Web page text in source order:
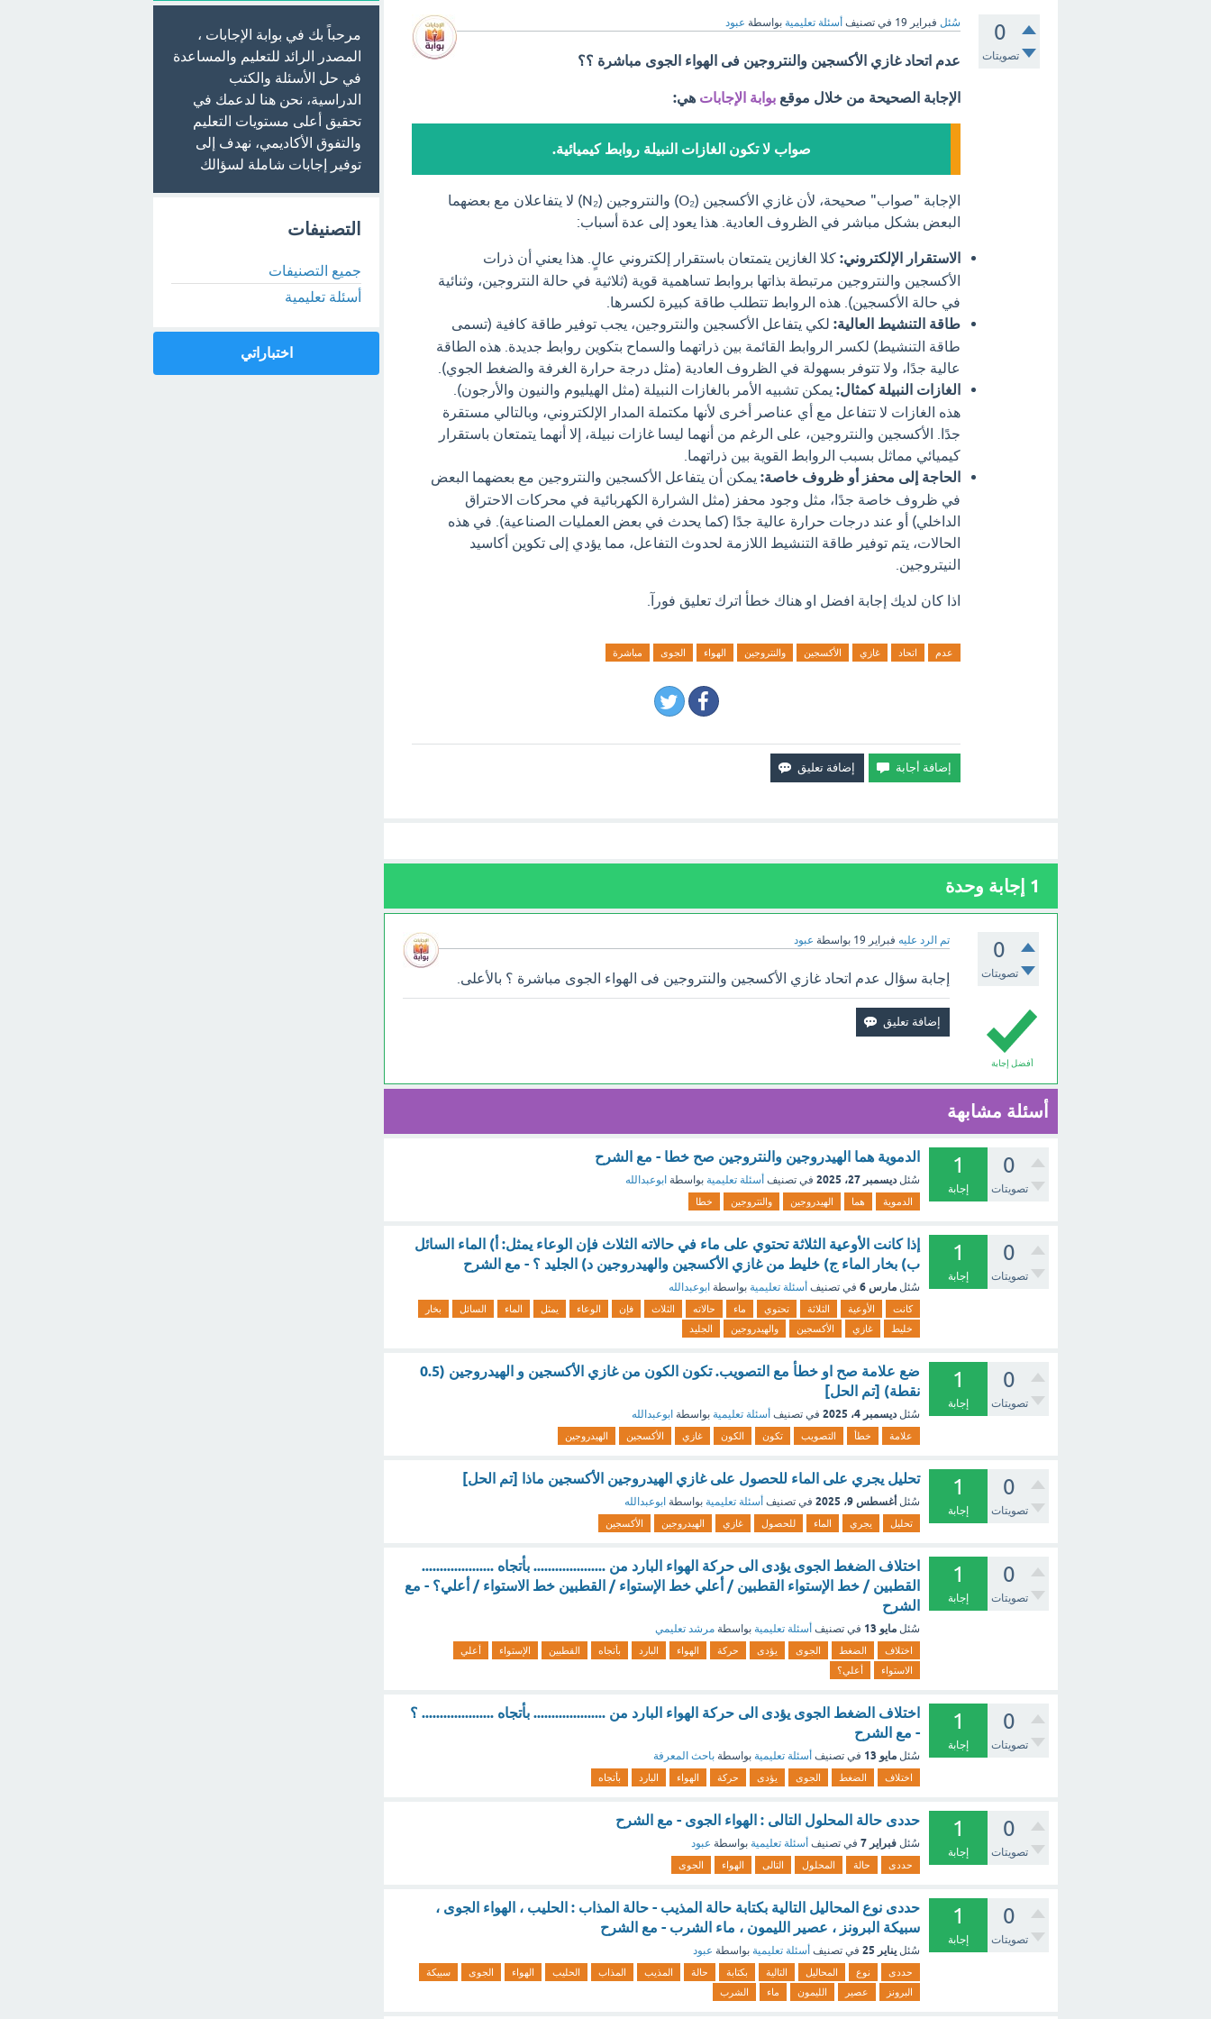
0
تصويتات
سُئل فبراير 19 في تصنيف أسئلة تعليمية بواسطة عبود
عدم اتحاد غازي الأكسجين والنتروجين فى الهواء الجوى مباشرة ؟؟
الإجابة الصحيحة من خلال موقع بوابة الإجابات هي:
صواب لا تكون الغازات النبيلة روابط كيميائية.
الإجابة "صواب" صحيحة، لأن غازي الأكسجين (O₂) والنتروجين (N₂) لا يتفاعلان مع بعضهما
البعض بشكل مباشر في الظروف العادية. هذا يعود إلى عدة أسباب:
الاستقرار الإلكتروني: كلا الغازين يتمتعان باستقرار إلكتروني عالٍ. هذا يعني أن ذرات
الأكسجين والنتروجين مرتبطة بذاتها بروابط تساهمية قوية (ثلاثية في حالة النتروجين، وثنائية
في حالة الأكسجين). هذه الروابط تتطلب طاقة كبيرة لكسرها.
طاقة التنشيط العالية: لكي يتفاعل الأكسجين والنتروجين، يجب توفير طاقة كافية (تسمى
طاقة التنشيط) لكسر الروابط القائمة بين ذراتهما والسماح بتكوين روابط جديدة. هذه الطاقة
عالية جدًا، ولا تتوفر بسهولة في الظروف العادية (مثل درجة حرارة الغرفة والضغط الجوي).
الغازات النبيلة كمثال: يمكن تشبيه الأمر بالغازات النبيلة (مثل الهيليوم والنيون والأرجون).
هذه الغازات لا تتفاعل مع أي عناصر أخرى لأنها مكتملة المدار الإلكتروني، وبالتالي مستقرة
جدًا. الأكسجين والنتروجين، على الرغم من أنهما ليسا غازات نبيلة، إلا أنهما يتمتعان باستقرار
كيميائي مماثل بسبب الروابط القوية بين ذراتهما.
الحاجة إلى محفز أو ظروف خاصة: يمكن أن يتفاعل الأكسجين والنتروجين مع بعضهما البعض
في ظروف خاصة جدًا، مثل وجود محفز (مثل الشرارة الكهربائية في محركات الاحتراق
الداخلي) أو عند درجات حرارة عالية جدًا (كما يحدث في بعض العمليات الصناعية). في هذه
الحالات، يتم توفير طاقة التنشيط اللازمة لحدوث التفاعل، مما يؤدي إلى تكوين أكاسيد
النيتروجين.
اذا كان لديك إجابة افضل او هناك خطأ اترك تعليق فورآ.
عدم اتحاد غازي الأكسجين والنتروجين الهواء الجوى مباشرة
1 إجابة وحدة
0
تصويتات
تم الرد عليه فبراير 19 بواسطة عبود
أفضل إجابة
إجابة سؤال عدم اتحاد غازي الأكسجين والنتروجين فى الهواء الجوى مباشرة ؟ بالأعلى.
أسئلة مشابهة
0
تصويتات
1
إجابة
الدموية هما الهيدروجين والنتروجين صح خطا - مع الشرح
سُئل ديسمبر 27، 2025 في تصنيف أسئلة تعليمية بواسطة ابوعبدالله
الدموية هما الهيدروجين والنتروجين خطا
0
تصويتات
1
إجابة
إذا كانت الأوعية الثلاثة تحتوي على ماء في حالاته الثلاث فإن الوعاء يمثل: أ) الماء السائل
ب) بخار الماء ج) خليط من غازي الأكسجين والهيدروجين د) الجليد ؟ - مع الشرح
سُئل مارس 6 في تصنيف أسئلة تعليمية بواسطة ابوعبدالله
كانت الأوعية الثلاثة تحتوي ماء حالاته الثلاث فإن الوعاء يمثل الماء السائل
بخار
خليط
غازي الأكسجين والهيدروجين الجليد
0
تصويتات
1
إجابة
ضع علامة صح او خطأ مع التصويب. تكون الكون من غازي الأكسجين و الهيدروجين (0.5
نقطة) [تم الحل]
سُئل ديسمبر 4، 2025 في تصنيف أسئلة تعليمية بواسطة ابوعبدالله
علامة خطأ التصويب تكون الكون غازي الأكسجين الهيدروجين
0
تصويتات
1
إجابة
تحليل يجري على الماء للحصول على غازي الهيدروجين الأكسجين ماذا [تم الحل]
سُئل أغسطس 9، 2025 في تصنيف أسئلة تعليمية بواسطة ابوعبدالله
تحليل يجري الماء للحصول غازي الهيدروجين الأكسجين
0
تصويتات
1
إجابة
اختلاف الضغط الجوى يؤدى الى حركة الهواء البارد من .................... بأتجاه ....................
القطبين / خط الإستواء القطبين / أعلي خط الإستواء / القطبين خط الاستواء / أعلي؟ - مع
الشرح
سُئل مايو 13 في تصنيف أسئلة تعليمية بواسطة مرشد تعليمي
اختلاف الضغط الجوى يؤدى حركة الهواء البارد بأتجاه القطبين الإستواء
أعلي
الاستواء
أعلي؟
0
تصويتات
1
إجابة
اختلاف الضغط الجوى يؤدى الى حركة الهواء البارد من .................... بأتجاه .................... ؟
- مع الشرح
سُئل مايو 13 في تصنيف أسئلة تعليمية بواسطة باحث المعرفة
اختلاف الضغط الجوى يؤدى حركة الهواء البارد بأتجاه
0
تصويتات
1
إجابة
حددى حالة المحلول التالى : الهواء الجوى - مع الشرح
سُئل فبراير 7 في تصنيف أسئلة تعليمية بواسطة عبود
حددى حالة المحلول التالى الهواء الجوى
0
تصويتات
1
إجابة
حددى نوع المحاليل التالية بكتابة حالة المذيب - حالة المذاب : الحليب ، الهواء الجوى ،
سبيكة البرونز ، عصير الليمون ، ماء الشرب - مع الشرح
سُئل يناير 25 في تصنيف أسئلة تعليمية بواسطة عبود
حددى نوع المحاليل التالية بكتابة حالة المذيب المذاب الحليب الهواء الجوى
سبيكة
البرونز
عصير الليمون ماء الشرب
مرحباً بك في بوابة الإجابات ،
المصدر الرائد للتعليم والمساعدة
في حل الأسئلة والكتب
الدراسية، نحن هنا لدعمك في
تحقيق أعلى مستويات التعليم
والتفوق الأكاديمي، نهدف إلى
توفير إجابات شاملة لسؤالك
التصنيفات
جميع التصنيفات
أسئلة تعليمية
اختباراتي